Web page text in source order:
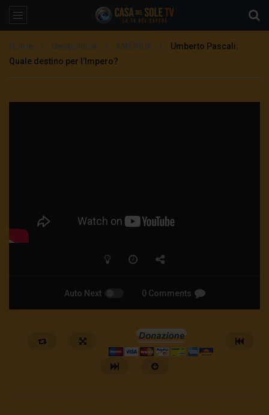
Umberto Pascali:
Quale destino per l’Impero?
Auto Next 0 Comments